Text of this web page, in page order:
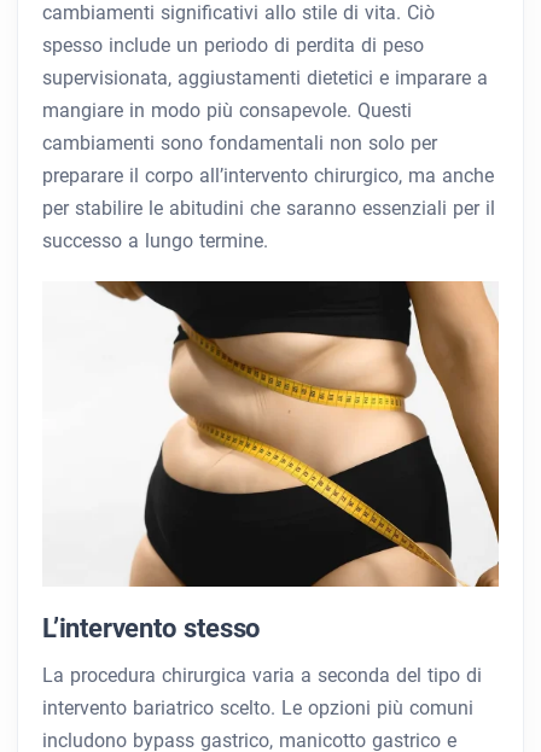
cambiamenti significativi allo stile di vita. Ciò
spesso include un periodo di perdita di peso
supervisionata, aggiustamenti dietetici e imparare a
mangiare in modo più consapevole. Questi
cambiamenti sono fondamentali non solo per
preparare il corpo all’intervento chirurgico, ma anche
per stabilire le abitudini che saranno essenziali per il
successo a lungo termine.
L’intervento stesso
La procedura chirurgica varia a seconda del tipo di
intervento bariatrico scelto. Le opzioni più comuni
includono bypass gastrico, manicotto gastrico e